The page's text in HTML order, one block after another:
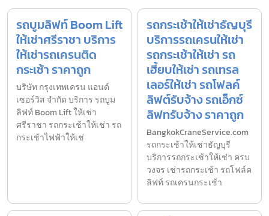
รถบูมลิฟท์ Boom Lift
ให้เช่าศรีราชา บริการ
ให้เช่ารถเครนติด
กระเช้า ราคาถูก
บริษัท กรุงเทพเครน แอนด์
เซอร์วิส จำกัด บริการ รถบูม
ลิฟท์ Boom Lift ให้เช่า
ศรีราชา รถกระเช้าให้เช่า รถ
กระเช้าไฟฟ้าให้เช่
รถกระเช้าให้เช่าธัญบุรี
บริการรถเครนให้เช่า
รถกระเช้าให้เช่า รถ
เฮี้ยบให้เช่า รถเทรล
เลอร์ให้เช่า รถโฟลค์
ลิฟต์รับจ้าง รถเอ็กซ์
ลิฟทรับจ้าง ราคาถูก
BangkokCraneService.com
รถกระเช้าให้เช่าธัญบุรี
บริการรถกระเช้าให้เช่า ครบ
วงจร เช่ารถกระเช้า รถโฟล์ค
ลิฟท์ รถเครนกระเช้า